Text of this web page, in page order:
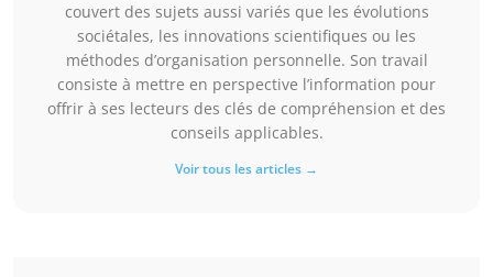
couvert des sujets aussi variés que les évolutions
sociétales, les innovations scientifiques ou les
méthodes d’organisation personnelle. Son travail
consiste à mettre en perspective l’information pour
offrir à ses lecteurs des clés de compréhension et des
conseils applicables.
Voir tous les articles →